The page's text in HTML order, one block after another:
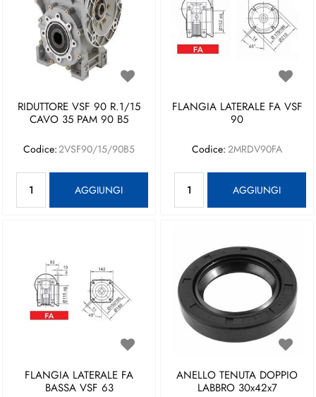
RIDUTTORE VSF 90 R.1/15
CAVO 35 PAM 90 B5
Codice:2VSF90/15/90B5
AGGIUNGI
FLANGIA LATERALE FA VSF
90
Codice: 2MRDV90FA
AGGIUNGI
FLANGIA LATERALE FA
BASSA VSF 63
ANELLO TENUTA DOPPIO
LABBRO 30x42x7